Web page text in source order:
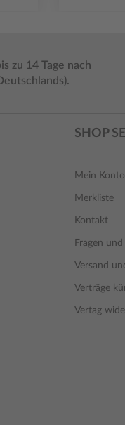
zu 14 Tage nach
SHOP
Mein Konto
Merkliste
Kontakt
Fragen
Versand
Verträge
Vertag